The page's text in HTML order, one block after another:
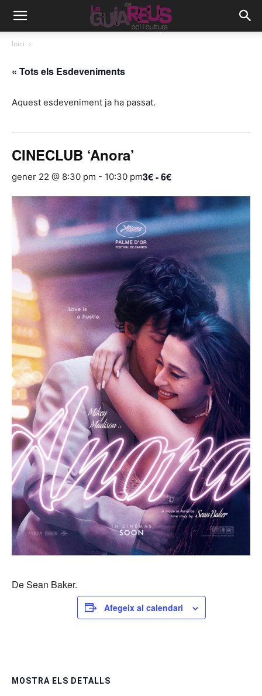
Inici
« Tots els Esdeveniments
Aquest esdeveniment ja ha passat.
CINECLUB ‘Anora’
gener 22 @ 8:30 pm - 10:30 pm3€ - 6€
De Sean Baker.
Afegeix al calendari
MOSTRA ELS DETALLS